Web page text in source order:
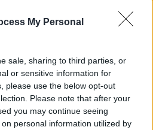
My Personal
sale, sharing to third parties, or
or sensitive information for
please use the below opt-out
Please note that after your
you may continue seeing
personal information utilized by